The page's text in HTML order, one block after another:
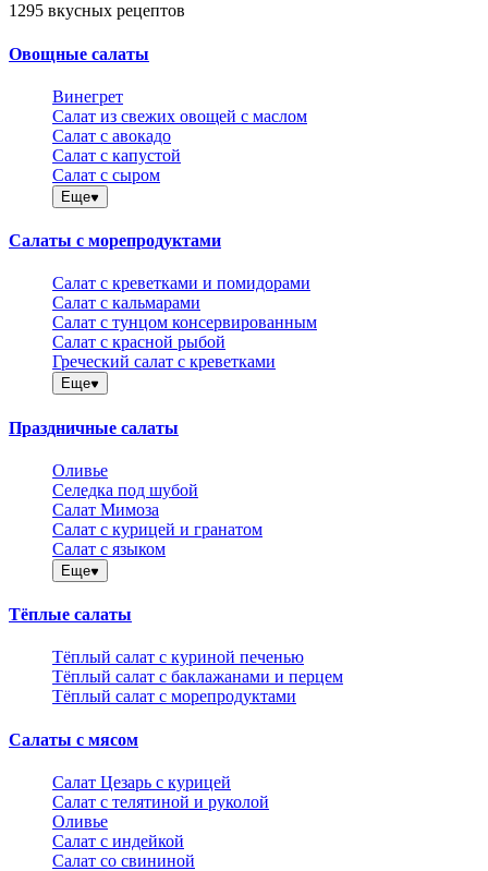
1295 вкусных рецептов
Овощные салаты
Винегрет
Салат из свежих овощей с маслом
Салат с авокадо
Салат с капустой
Салат с сыром
Еще
Салаты с морепродуктами
Салат с креветками и помидорами
Салат с кальмарами
Салат с тунцом консервированным
Салат с красной рыбой
Греческий салат с креветками
Еще
Праздничные салаты
Оливье
Селедка под шубой
Салат Мимоза
Салат с курицей и гранатом
Салат с языком
Еще
Тёплые салаты
Тёплый салат с куриной печенью
Тёплый салат с баклажанами и перцем
Тёплый салат с морепродуктами
Салаты с мясом
Салат Цезарь с курицей
Салат с телятиной и руколой
Оливье
Салат с индейкой
Салат со свининой